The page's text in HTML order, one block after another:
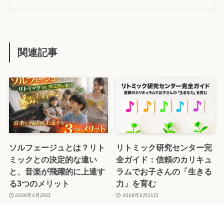
関連記事
ソルフェージュとは？リト
ミックとの決定的な違い
と、音楽が飛躍的に上達す
る3つのメリット
2026年4月28日
リトミック研究センター完
全ガイド：信頼のカリキュ
ラムでお子さんの「生きる
力」を育む
2026年4月21日